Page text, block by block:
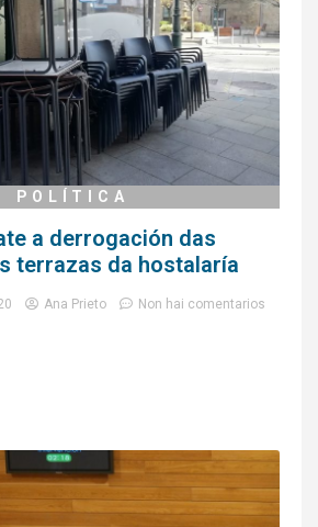
POLÍTICA
a derrogación das
terrazas da hostalaría
Ana Prieto Non hai comentarios